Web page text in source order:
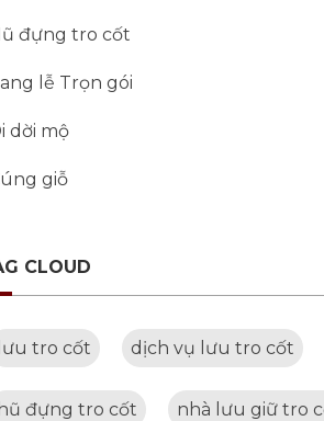
đựng tro cốt
lễ Trọn gói
dời mộ
giỗ
CLOUD
lưu tro cốt dịch vụ lưu tro cốt
hũ đựng tro cốt nhà lưu giữ tro